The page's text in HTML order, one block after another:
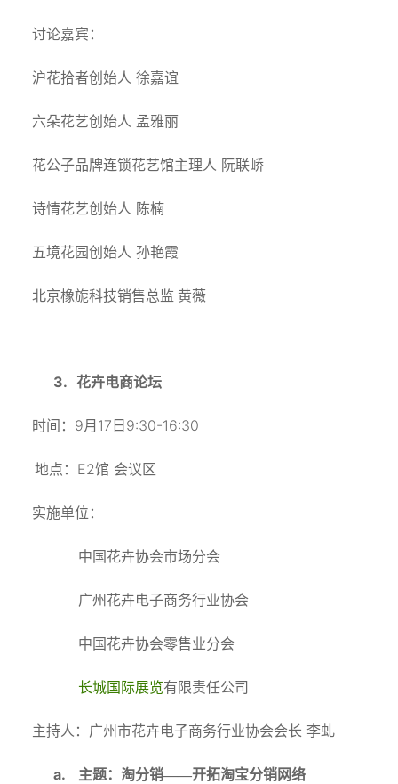
讨论嘉宾：
沪花拾者创始人 徐嘉谊
六朵花艺创始人 孟雅丽
花公子品牌连锁花艺馆主理人 阮联峤
诗情花艺创始人 陈楠
五境花园创始人 孙艳霞
北京橡旎科技销售总监 黄薇
3. 花卉电商论坛
时间： 9月 17 日 9:30-16:30
地点： E2馆 会议区
实施单位：
中国花卉协会市场分会
广州花卉电子商务行业协会
中国花卉协会零售业分会
长城国际展览有限责任公司
主持人：广州市花卉电子商务行业协会会长 李虬
a. 主题：淘分销——开拓淘宝分销网络